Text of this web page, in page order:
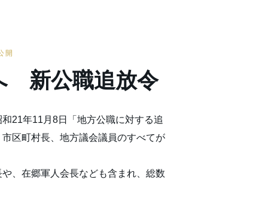
開
新公職追放令
21年11月8日「地方公職に対する追
区町村長、地方議会議員のすべてが
、在郷軍人会長なども含まれ、総数